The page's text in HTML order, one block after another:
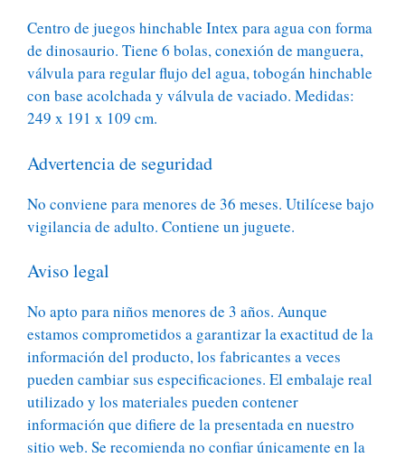
Centro de juegos hinchable Intex para agua con forma
de dinosaurio. Tiene 6 bolas, conexión de manguera,
válvula para regular flujo del agua, tobogán hinchable
con base acolchada y válvula de vaciado. Medidas:
249 x 191 x 109 cm.
Advertencia de seguridad
No conviene para menores de 36 meses. Utilícese bajo
vigilancia de adulto. Contiene un juguete.
Aviso legal
No apto para niños menores de 3 años. Aunque
estamos comprometidos a garantizar la exactitud de la
información del producto, los fabricantes a veces
pueden cambiar sus especificaciones. El embalaje real
utilizado y los materiales pueden contener
información que difiere de la presentada en nuestro
sitio web. Se recomienda no confiar únicamente en la